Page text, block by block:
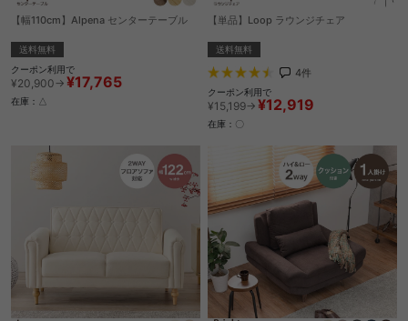
【幅110cm】Alpena センターテーブル
送料無料
クーポン利用で
¥20,900→ ¥17,765
在庫：△
【単品】Loop ラウンジチェア
送料無料
4件
クーポン利用で
¥15,199→ ¥12,919
在庫：〇